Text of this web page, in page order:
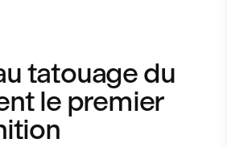
tatouage du
le premier